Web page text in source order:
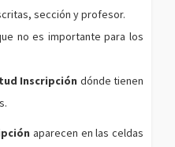
sección y profesor.
no es importante para los
Inscripción dónde tienen
aparecen en las celdas